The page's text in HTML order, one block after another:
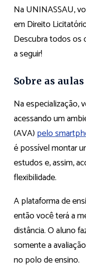
Na UNINASSAU,
em Direito
Descubra todos os
a seguir!
Sobre as aulas
Na especialização,
acessando um
(AVA) pelo
é possível montar
estudos e, assim,
flexibilidade.
A plataforma de
então você terá a
distância. O aluno
somente a
no polo de ensino.